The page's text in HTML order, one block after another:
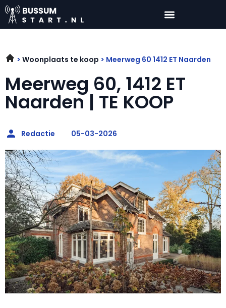
Woonplaats te koop Meerweg 60 1412 ET Naarden
Meerweg 60, 1412 ET
Naarden | TE KOOP
Redactie 05-03-2026